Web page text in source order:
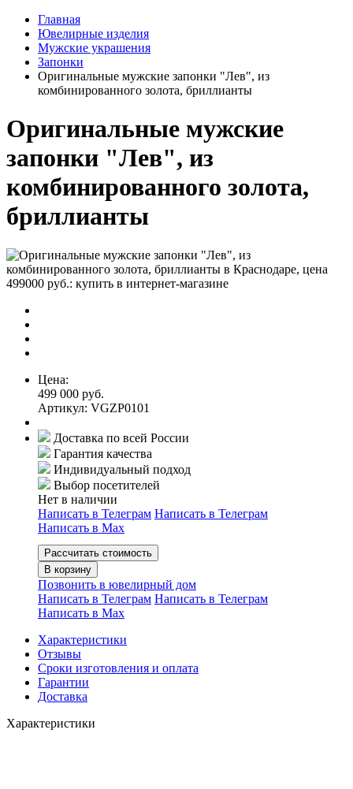
Главная
Ювелирные изделия
Мужские украшения
Запонки
Оригинальные мужские запонки "Лев", из
комбинированного золота, бриллианты
Оригинальные мужские
запонки "Лев", из
комбинированного золота,
бриллианты
Цена:
499 000 руб.
Артикул: VGZP0101
Доставка по всей России
Гарантия качества
Индивидуальный подход
Выбор посетителей
Нет в наличии
Написать в Телеграм Написать в Телеграм
Написать в Мах
Рассчитать стоимость
В корзину
Позвонить в ювелирный дом
Написать в Телеграм Написать в Телеграм
Написать в Мах
Характеристики
Отзывы
Сроки изготовления и оплата
Гарантии
Доставка
Характеристики